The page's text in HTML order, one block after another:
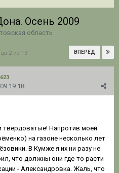
Осень 2009
область
ВПЕРЁД
2 из 13
19:18
твердоватые! Напротив моей
на газоне несколько лет
В Кумже я их ни разу не
что должны они где-то расти
- Александровка. Жаль, что